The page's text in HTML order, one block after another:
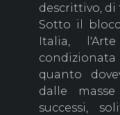
descrittivo, di
Sotto il
Italia,
quanto
dalle
successi,